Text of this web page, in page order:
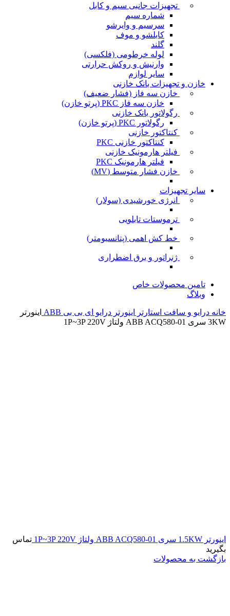
تجهیزات جانبی سیم و کابل
شماره سیم
سرسیم و وایرشو
کابلشو و موف
گلند
لوله خرطومی (فلکسی)
وارنیش و روکش حرارتی
سایر لوازم
خازن و تجهیزات بانک خازنی
خازن سه فاز (فشار ضعیف)
خازن سه فاز PKC (پرتو خازن)
رگولاتور بانک خازنی
رگولاتور PKC (پرتو خازن)
کنتاکتور خازنی
کنتاکتور خازنی PKC
فیلتر هارمونیک خازنی
فیلتر هارمونیک PKC
خازن فشار متوسط (MV)
سایر تجهیزات
انرژی خورشیدی (سولار)
ترموستات تابلویی
خط کش اهمی (پتانسیومتر)
ژنراتور و برق اضطراری
تامین محصولات خاص
وبلاگ
خانه درایو و سافت استارتر اینورتر درایو ای بی بی ABB
اینورتر
3KW سری ABB ACQ580-01 ولتاژ 1P~3P 220V
اینورتر 1.5KW سری ABB ACQ580-01 ولتاژ 1P~3P 220V
تماس
بگیرید
بازگشت به محصولات